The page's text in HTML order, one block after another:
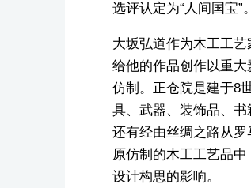
选评认定为“人间国宝”。
大坂弘道作为木工工艺
给他的作品创作以重
仿制。正仓院是建于8
具、武器、装饰品、
还有经由丝绸之路从
原仿制的木工工艺品
设计构思的影响。